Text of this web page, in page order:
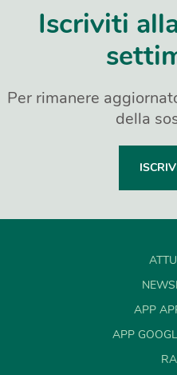
Iscriviti
Per rimanere
della
APP
APP